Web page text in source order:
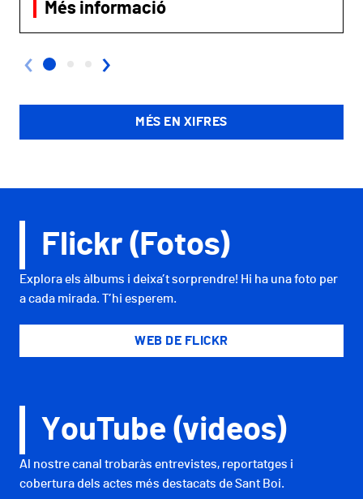
Més informació
‹ ›
MÉS EN XIFRES
Flickr (Fotos)
Explora els àlbums i deixa’t sorprendre! Hi ha una foto per
a cada mirada. T’hi esperem.
WEB DE FLICKR
YouTube (videos)
Al nostre canal trobaràs entrevistes, reportatges i
cobertura dels actes més destacats de Sant Boi.